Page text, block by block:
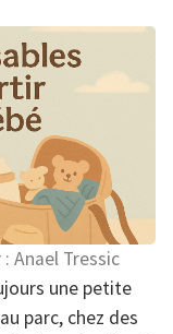
: Anael Tressic
une petite
parc, chez des